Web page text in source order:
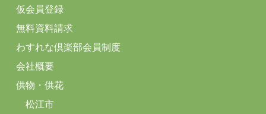
仮会員登録
無料資料請求
わすれな倶楽部会員制度
会社概要
供物・供花
松江市